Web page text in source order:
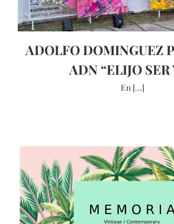
ADOLFO DOMINGUEZ
ADN “ELIJO SER
En [...]